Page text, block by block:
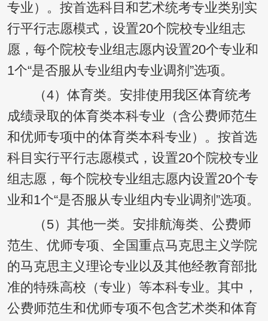
专业）。按首选科目和艺术统考专业类别实
行平行志愿模式，设置20个院校专业组志
愿，每个院校专业组志愿内设置20个专业和
1个“是否服从专业组内专业调剂”选项。
（4）体育类。安排使用我区体育统考
成绩录取的体育类本科专业（含公费师范生
和优师专项中的体育类本科专业）。按首选
科目实行平行志愿模式，设置20个院校专业
组志愿，每个院校专业组志愿内设置20个专
业和1个“是否服从专业组内专业调剂”选项。
（5）其他一类。安排航海类、公费师
范生、优师专项、全国重点马克思主义学院
的马克思主义理论专业以及其他经教育部批
准的特殊高校（专业）等本科专业。其中，
公费师范生和优师专项不包含艺术类和体育